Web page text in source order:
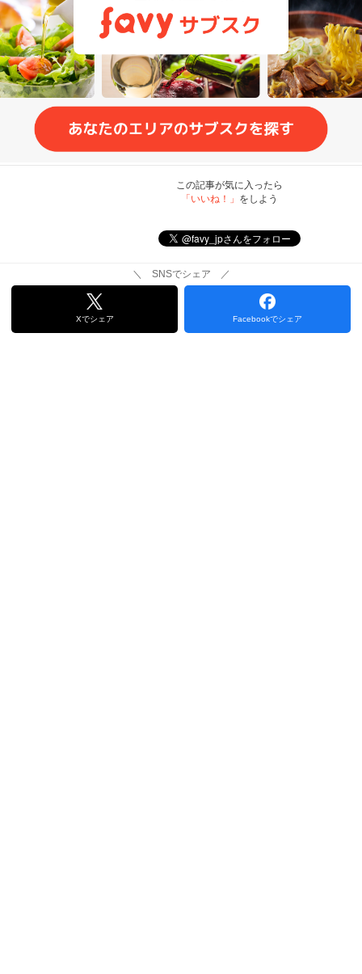
この記事が気に入ったら
「いいね！」 をしよう
＼ SNSでシェア ／
Xでシェア Facebookでシェア